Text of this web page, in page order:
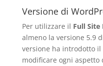
Versione di
Per utilizzare il Full Site
almeno la versione 5.9
versione ha introdotto il
modificare ogni aspetto